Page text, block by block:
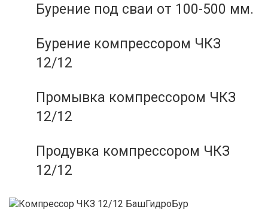
Бурение под сваи от 100-500 мм.
Бурение компрессором ЧКЗ
12/12
Промывка компрессором ЧКЗ
12/12
Продувка компрессором ЧКЗ
12/12